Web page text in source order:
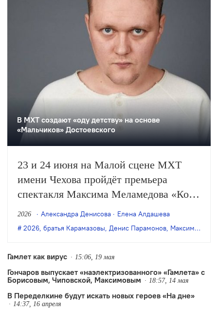
В МХТ создают «оду детству» на основе
«Мальчиков» Достоевского
23 и 24 июня на Малой сцене МХТ
имени Чехова пройдёт премьера
спектакля Максима Меламедова «Коля
Красоткин» по мотивам романа
Достоевского «Братья Карамазовы».
2026 Александра Денисова
Елена Алдашева
2026, братья Карамазовы, Денис Парамонов, Максим Меламедов
Гамлет как вирус 15:06, 19 мая
Гончаров выпускает «наэлектризованного» «Гамлета» с
Борисовым, Чиповской, Максимовым
18:57, 14 мая
В Переделкине будут искать новых героев «На дне»
14:37, 16 апреля